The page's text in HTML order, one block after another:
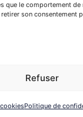
que le comportement de
son consentement
Refuser
Politique de